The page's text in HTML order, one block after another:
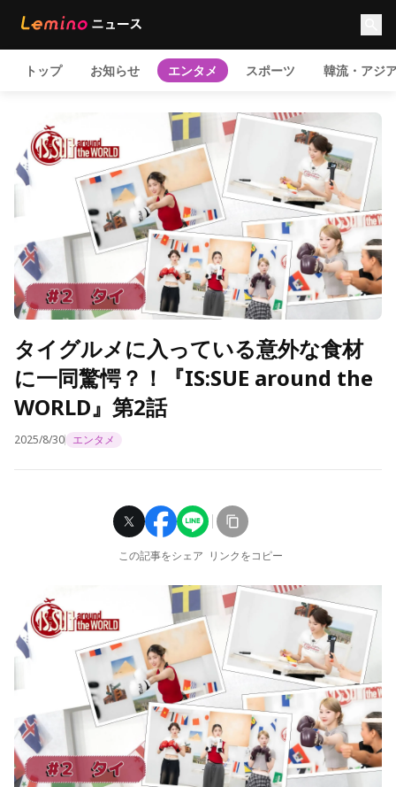
トップ お知らせ エンタメ スポーツ 韓流・アジ
タイグルメに入っている意外な食材
に一同驚愕？！『IS:SUE around the
WORLD』第2話
2025/8/30 エンタメ
この記事をシェア リンクをコピー